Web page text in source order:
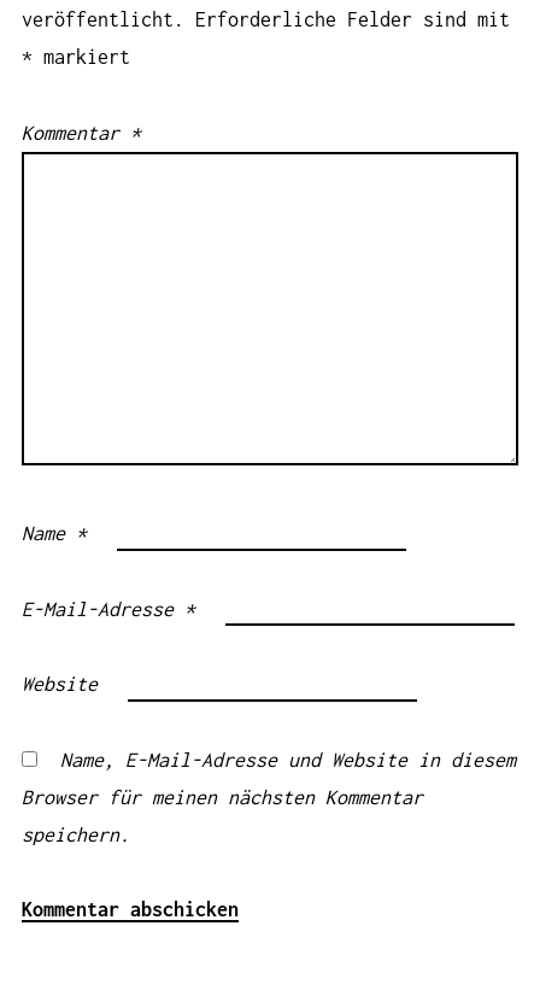
veröffentlicht.
Erforderliche Felder sind mit
* markiert
Kommentar *
Name *
E-Mail-Adresse *
Website
Name, E-Mail-Adresse und Website in diesem
Browser für meinen nächsten Kommentar
speichern.